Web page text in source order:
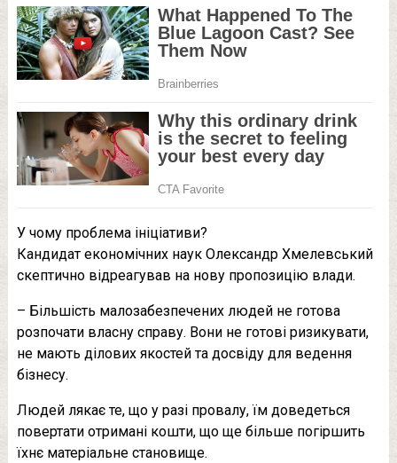
У чому проблема ініціативи?
Кандидат економічних наук Олександр Хмелевський
скептично відреагував на нову пропозицію влади.
– Більшість малозабезпечених людей не готова
розпочати власну справу. Вони не готові ризикувати,
не мають ділових якостей та досвіду для ведення
бізнесу.
Людей лякає те, що у разі провалу, їм доведеться
повертати отримані кошти, що ще більше погіршить
їхнє матеріальне становище.